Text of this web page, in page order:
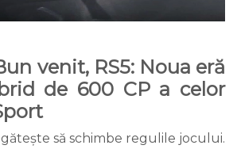
venit, RS5: Noua eră
de 600 CP a celor
să schimbe regulile jocului.